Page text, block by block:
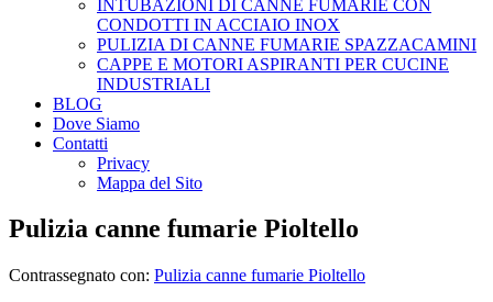
INTUBAZIONI DI CANNE FUMARIE CON
CONDOTTI IN ACCIAIO INOX
PULIZIA DI CANNE FUMARIE SPAZZACAMINI
CAPPE E MOTORI ASPIRANTI PER CUCINE
INDUSTRIALI
BLOG
Dove Siamo
Contatti
Privacy
Mappa del Sito
Pulizia canne fumarie Pioltello
Contrassegnato con: Pulizia canne fumarie Pioltello